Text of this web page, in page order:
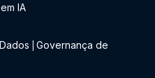
IA
Governança de